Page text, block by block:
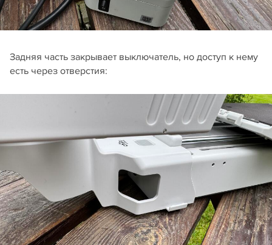
Задняя часть закрывает выключатель, но доступ к нему
есть через отверстия: